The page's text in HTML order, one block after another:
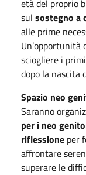
età del proprio
sul sostegno a
alle prime
Un’opportunità
sciogliere i
dopo la nascita
Spazio neo
Saranno
per i neo
riflessione per
affrontare
superare le